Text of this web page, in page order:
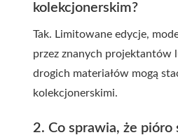
kolekcjonerskim?
Tak. Limitowane edycje,
przez znanych projektantów
drogich materiałów mogą
kolekcjonerskimi.
2. Co sprawia, że pióro